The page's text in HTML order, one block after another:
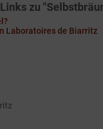
zu
Laboratoires de Biarritz